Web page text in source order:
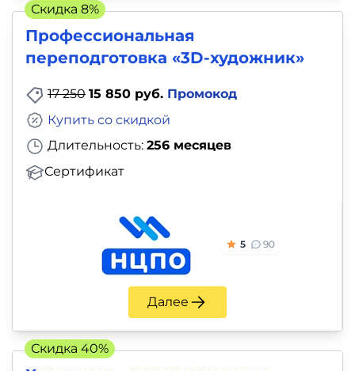
Профессиональная
переподготовка «3D-художник»
17 250 15 850 руб. Промокод
Длительность: 256 месяцев
Сертификат
Купить со скидкой
5 90
Далее
Скидка 8%
Скидка 40%